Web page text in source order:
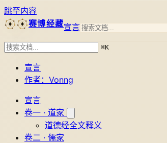
跳至内容
赛博经藏宣言
⌘K
宣言
作者：Vonng
宣言
卷一 · 道家
道德经全文释义
卷二 · 儒家